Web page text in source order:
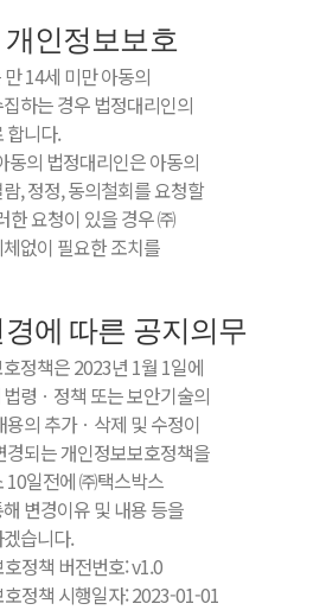
개인정보보호
14세 미만 아동의
하는 경우 법정대리인의
합니다.
동의 법정대리인은 아동의
, 정정, 동의철회를 요청할
한 요청이 있을 경우 ㈜
없이 필요한 조치를
경에 따른 공지의무
정책은 2023년 1월 1일에
령ㆍ정책 또는 보안기술의
용의 추가ㆍ삭제 및 수정이
경되는 개인정보보호정책을
10일전에 ㈜택스박스
변경이유 및 내용 등을
습니다.
정책 버전번호: v1.0
정책 시행일자: 2023-01-01